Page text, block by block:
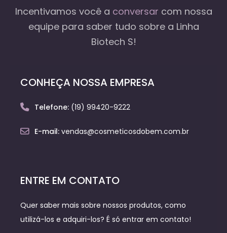
Incentivamos você a conversar com nossa
equipepara saber tudo sobre a Linha
Biotech S!
CONHEÇA NOSSA EMPRESA
Telefone: (19) 99420-9222
E-mail: vendas@cosmeticosdobem.com.br
ENTRE EM CONTATO
Quer saber mais sobre nossos produtos, como
utilizá-los e adquiri-los? É só entrar em contato!